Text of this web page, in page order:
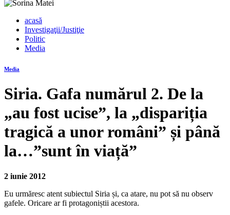
acasă
Investigaţii/Justiţie
Politic
Media
Media
Siria. Gafa numărul 2. De la
„au fost ucise”, la „dispariția
tragică a unor români” și până
la…”sunt în viață”
2 iunie 2012
Eu urmăresc atent subiectul Siria și, ca atare, nu pot să nu observ
gafele. Oricare ar fi protagoniștii acestora.